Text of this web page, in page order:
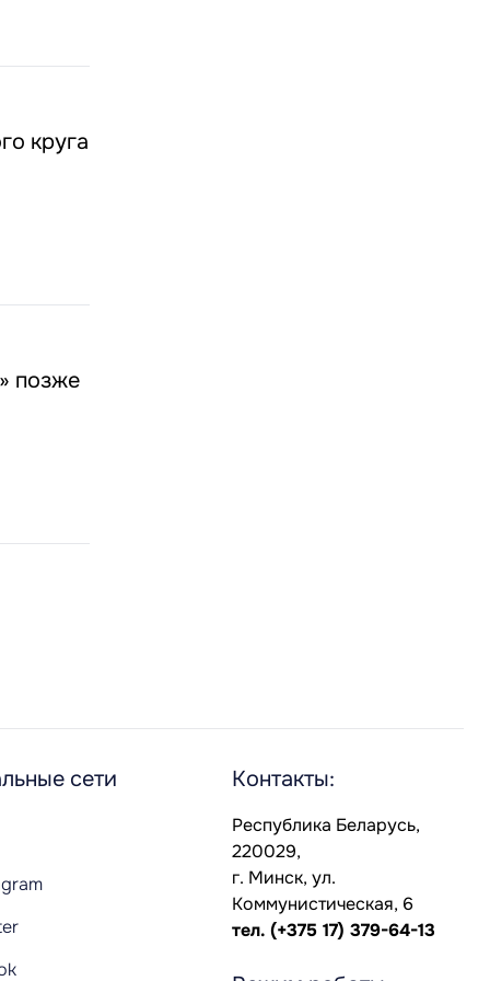
круга
позже
сети Контакты:
Республика Беларусь,
220029,
г. Минск, ул.
Коммунистическая, 6
тел. (+375 17) 379-64-13